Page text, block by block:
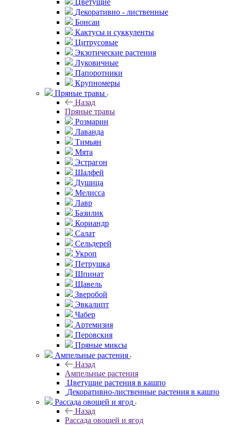
Цветущие
Декоративно - лиственные
Бонсаи
Кактусы и суккуленты
Цитрусовые
Экзотические растения
Луковичные
Папоротники
Крупномеры
Пряные травы
Назад
Пряные травы
Розмарин
Лаванда
Тимьян
Мята
Эстрагон
Шалфей
Душица
Мелисса
Лавр
Базилик
Кориандр
Салат
Сельдерей
Укроп
Петрушка
Шпинат
Щавель
Зверобой
Эвкалипт
Чабер
Артемизия
Перовския
Пряные миксы
Ампельные растения
Назад
Ампельные растения
Цветущие растения в кашпо
Декоративно-лиственные растения в кашпо
Рассада овощей и ягод
Назад
Рассада овощей и ягод